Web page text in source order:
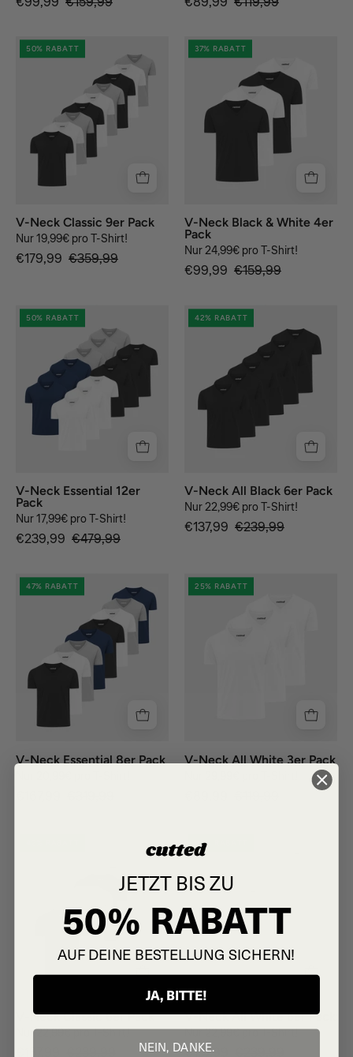
Neck
Classic
9er
Pack
50% RABATT
V-Neck Classic 9er Pack
Nur 19,99€ pro T-Shirt!
€179,99 €359,99
Neck
Black
&
White
37% RABATT
V-Neck Black & White 4er
Pack
Nur 24,99€ pro T-Shirt!
€99,99 €159,99
Neck
Essential
12er
Pack
50% RABATT
V-Neck Essential 12er
Pack
Nur 17,99€ pro T-Shirt!
€239,99 €479,99
42% RABATT
V-Neck All Black 6er Pack
Nur 22,99€ pro T-Shirt!
€137,99 €239,99
Neck
Essential
8er
Pack
47% RABATT
V-Neck Essential 8er Pack
25% RABATT
V-Neck All White 3er Pack
V-Neck Classic 6er Pack
Nur 22,99€ pro T-Shirt!
42% RABATT
V-Neck All White 6er Pack
Nur 22,99€ pro T-Shirt!
€137,99
JETZT BIS ZU
50% RABATT
AUF DEINE BESTELLUNG SICHERN!
JA, BITTE!
NEIN, DANKE.